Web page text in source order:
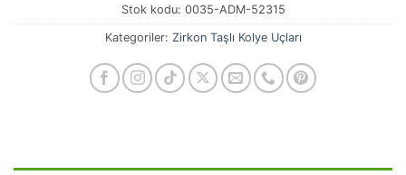
Stok kodu: 0035-ADM-52315
Kategoriler: Zirkon Taşlı Kolye Uçları